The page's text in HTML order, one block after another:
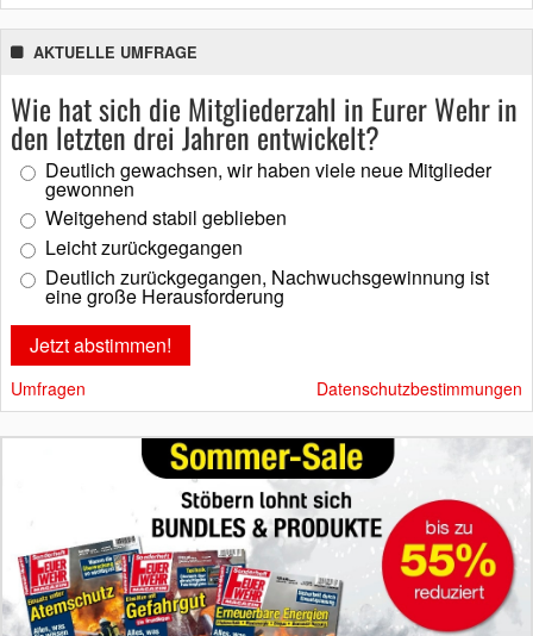
AKTUELLE UMFRAGE
Wie hat sich die Mitgliederzahl in Eurer Wehr in
den letzten drei Jahren entwickelt?
Deutlich gewachsen, wir haben viele neue Mitglieder
gewonnen
Weitgehend stabil geblieben
Leicht zurückgegangen
Deutlich zurückgegangen, Nachwuchsgewinnung ist
eine große Herausforderung
Umfragen Datenschutzbestimmungen